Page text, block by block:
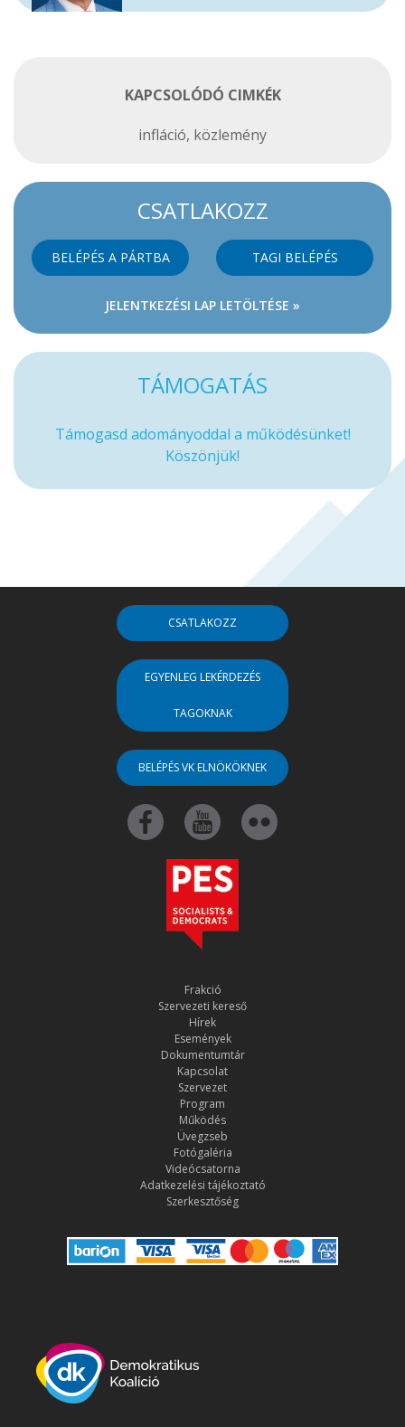
KAPCSOLÓDÓ CIMKÉK
infláció, közlemény
CSATLAKOZZ
BELÉPÉS A PÁRTBA TAGI BELÉPÉS
JELENTKEZÉSI LAP LETÖLTÉSE »
TÁMOGATÁS
Támogasd adományoddal a működésünket!
Köszönjük!
CSATLAKOZZ
EGYENLEG LEKÉRDEZÉS
TAGOKNAK
BELÉPÉS VK ELNÖKÖKNEK
Frakció
Szervezeti kereső
Hírek
Események
Dokumentumtár
Kapcsolat
Szervezet
Program
Működés
Üvegzseb
Fotógaléria
Videócsatorna
Adatkezelési tájékoztató
Szerkesztőség